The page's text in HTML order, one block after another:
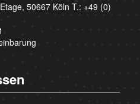
50667 Köln T.: +49 (0)